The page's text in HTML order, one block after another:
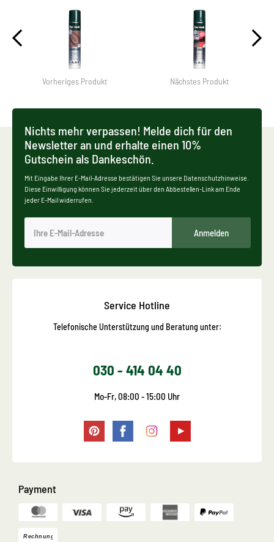
Vorheriges Produkt Nächstes Produkt
Nichts mehr verpassen! Melde dich für den
Newsletter an und erhalte einen 10%
Gutschein als Dankeschön.
Mit Eingabe Ihrer E-Mail-Adresse bestätigen Sie unsere Datenschutzhinweise.
Diese Einwilligung können Sie jederzeit über den Abbestellen-Link am Ende
jeder E-Mail widerrufen.
Anmelden
Service Hotline
Telefonische Unterstützung und Beratung unter:
030 - 414 04 40
Mo-Fr, 08:00 - 15:00 Uhr
Payment